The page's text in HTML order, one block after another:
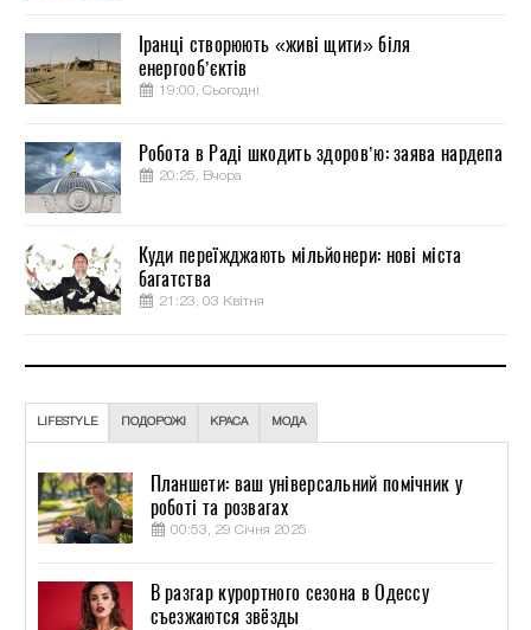
Іранці створюють «живі щити» біля
енергооб’єктів
19:00, Сьогодні
Робота в Раді шкодить здоров’ю: заява нардепа
20:25, Вчора
Куди переїжджають мільйонери: нові міста
багатства
21:23, 03 Квітня
LIFESTYLE ПОДОРОЖІ КРАСА МОДА
Планшети: ваш універсальний помічник у
роботі та розвагах
00:53, 29 Січня 2025
В разгар курортного сезона в Одессу
съезжаются звёзды